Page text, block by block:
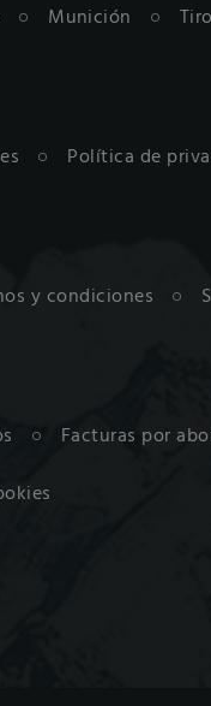
Munición
Política de
y condiciones
Facturas por